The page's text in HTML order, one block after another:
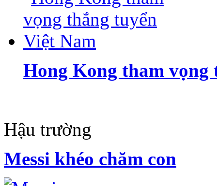
Hong Kong tham vọng
Hậu trường
Messi khéo chăm con